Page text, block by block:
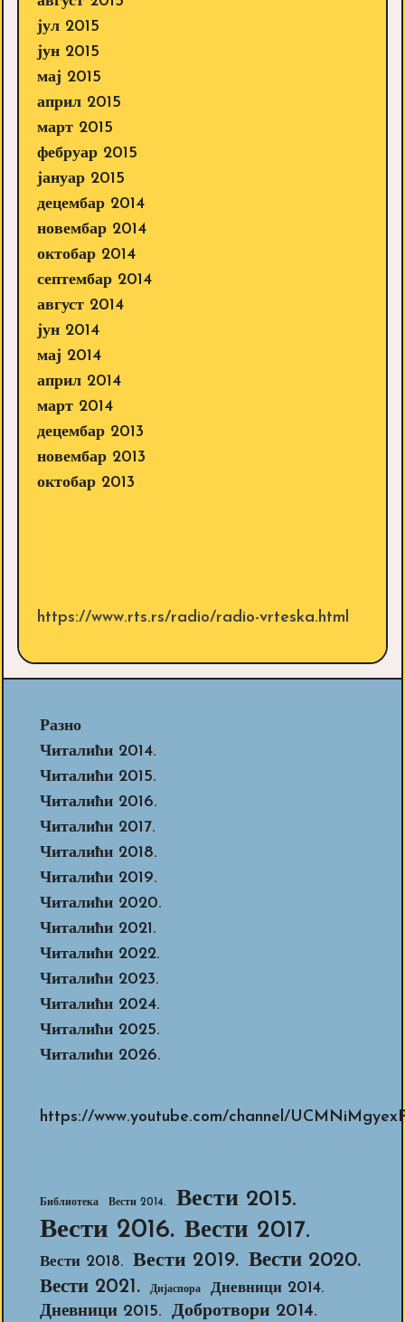
јул 2015
јун 2015
мај 2015
април 2015
март 2015
фебруар 2015
јануар 2015
децембар 2014
новембар 2014
октобар 2014
септембар 2014
август 2014
јун 2014
мај 2014
април 2014
март 2014
децембар 2013
новембар 2013
октобар 2013
https://www.rts.rs/radio/radio-vrteska.html
Разно
Читалићи 2014.
Читалићи 2015.
Читалићи 2016.
Читалићи 2017.
Читалићи 2018.
Читалићи 2019.
Читалићи 2020.
Читалићи 2021.
Читалићи 2022.
Читалићи 2023.
Читалићи 2024.
Читалићи 2025.
Читалићи 2026.
https://www.youtube.com/channel/
Библиотека Вести 2014. Вести 2015.
Вести 2016. Вести 2017.
Вести 2018. Вести 2019. Вести 2020.
Вести 2021. Дијаспора Дневници 2014.
Дневници 2015. Добротвори 2014.